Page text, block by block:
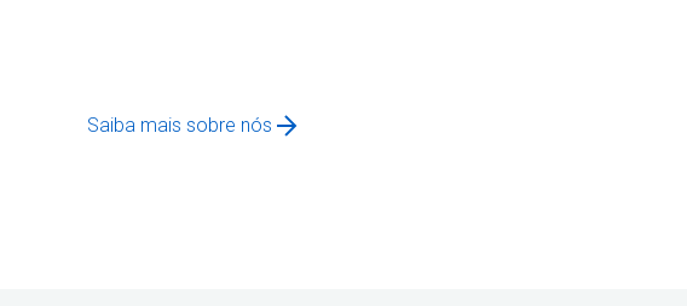
Saiba mais sobre nós